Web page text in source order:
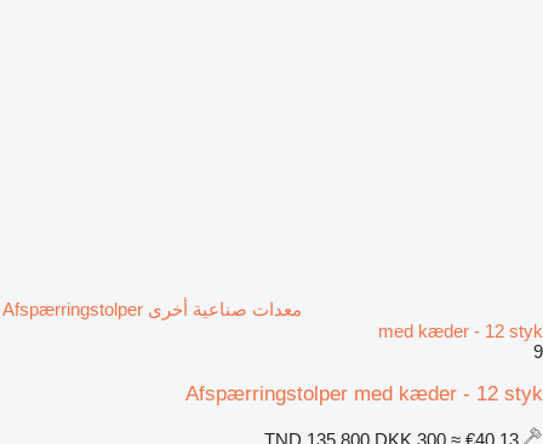
معدات صناعية أخرى Afspærringstolper
med kæder - 12 styk
9
Afspærringstolper med kæder - 12 styk
DKK 300 ≈ €40.13